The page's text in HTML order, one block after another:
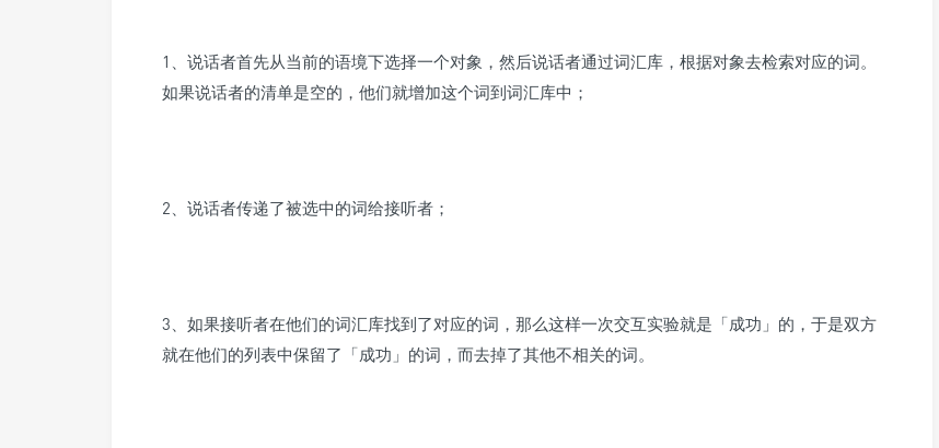
1、说话者首先从当前的语境下选择一个对象，然后说话者通过词汇库，根据对象去检索对应的词。
如果说话者的清单是空的，他们就增加这个词到词汇库中；
2、说话者传递了被选中的词给接听者；
3、如果接听者在他们的词汇库找到了对应的词，那么这样一次交互实验就是「成功」的，于是双方
就在他们的列表中保留了「成功」的词，而去掉了其他不相关的词。